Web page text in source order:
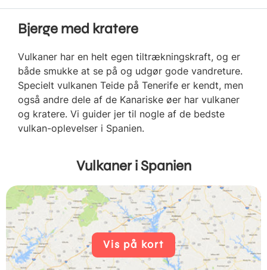
Bjerge med kratere
Vulkaner har en helt egen tiltrækningskraft, og er
både smukke at se på og udgør gode vandreture.
Specielt vulkanen Teide på Tenerife er kendt, men
også andre dele af de Kanariske øer har vulkaner
og kratere. Vi guider jer til nogle af de bedste
vulkan-oplevelser i Spanien.
Vulkaner i Spanien
Vis på kort